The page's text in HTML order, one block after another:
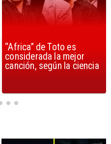
“Africa” de Toto es
considerada la mejor
canción, según la ciencia